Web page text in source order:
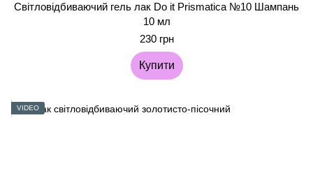
Світловідбиваючий гель лак Do it Prismatica №10 Шампань
10 мл
230 грн
Купити
VIDEO